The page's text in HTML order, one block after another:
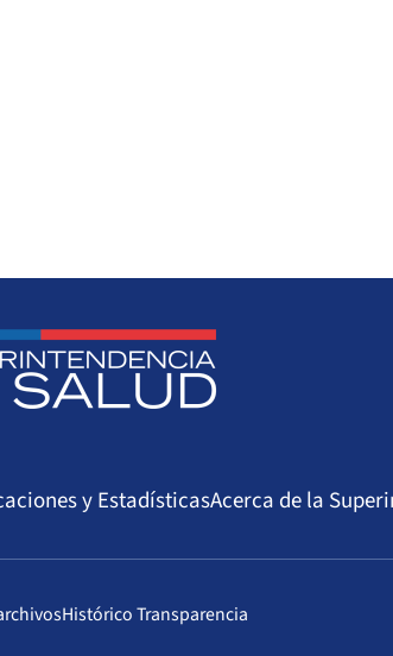
y EstadísticasAcerca de la
Histórico Transparencia